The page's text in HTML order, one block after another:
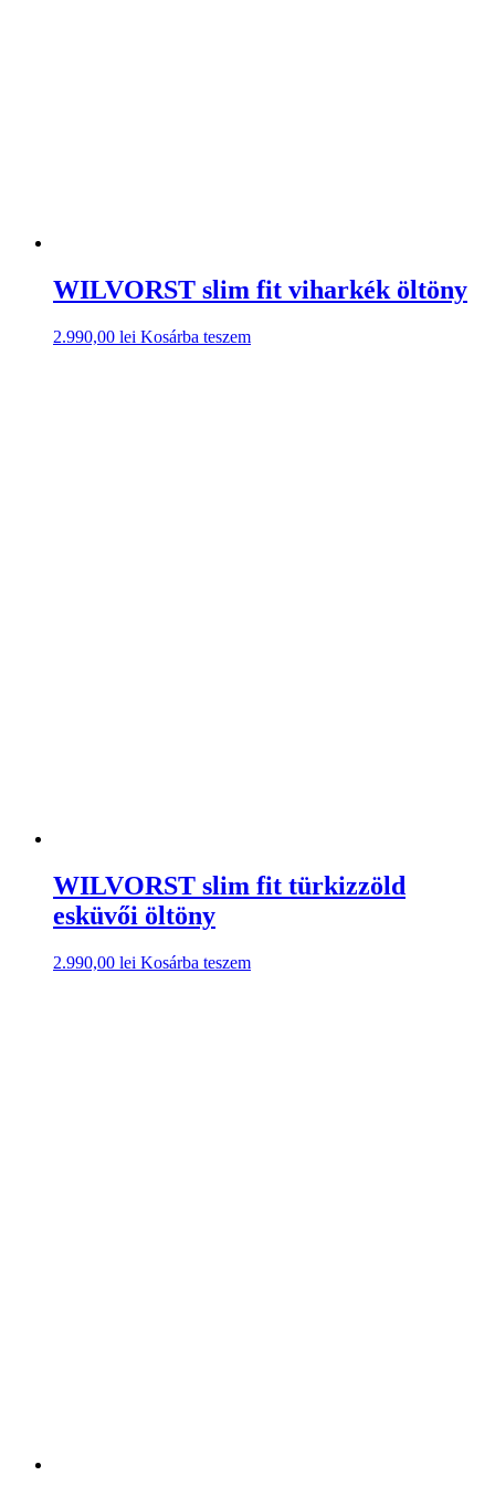
WILVORST slim fit viharkék öltöny
2.990,00 lei Kosárba teszem
WILVORST slim fit türkizzöld
esküvői öltöny
2.990,00 lei Kosárba teszem